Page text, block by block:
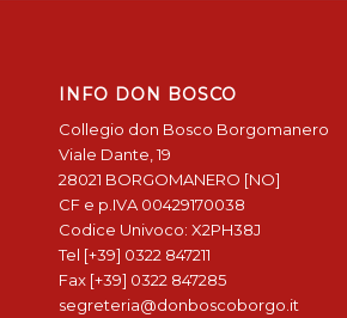
INFO DON BOSCO
Collegio don Bosco Borgomanero
Viale Dante, 19
28021 BORGOMANERO [NO]
CF e p.IVA 00429170038
Codice Univoco: X2PH38J
Tel [+39] 0322 847211
Fax [+39] 0322 847285
segreteria@donboscoborgo.it